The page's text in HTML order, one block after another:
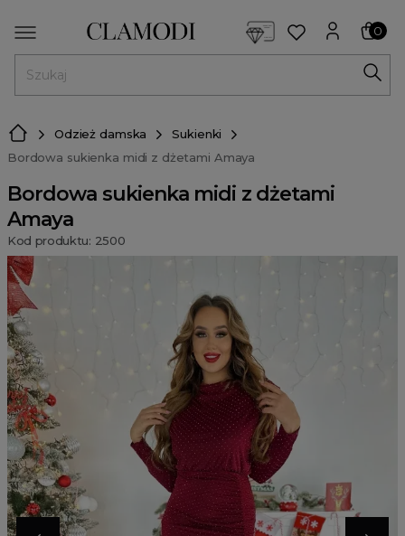
0
Odzież damska
Sukienki
Bordowa sukienka midi z dżetami Amaya
Bordowa sukienka midi z dżetami
Amaya
Kod produktu: 2500